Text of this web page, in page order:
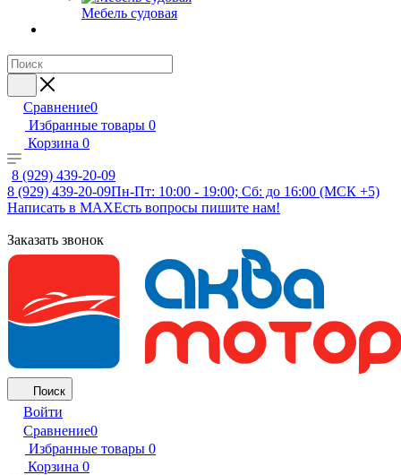
Мебель судовая
Сравнение0
Избранные товары 0
Корзина 0
8 (929) 439-20-09
8 (929) 439-20-09Пн-Пт: 10:00 - 19:00; Сб: до 16:00 (МСК +5)
Написать в MAXЕсть вопросы пишите нам!
Заказать звонок
Поиск
Войти
Сравнение0
Избранные товары 0
Корзина 0